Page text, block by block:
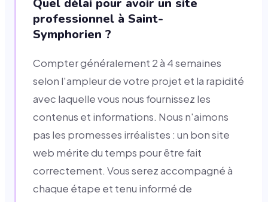
Quel délai pour avoir un site
professionnel à Saint-
Symphorien ?
Compter généralement 2 à 4 semaines
selon l'ampleur de votre projet et la rapidité
avec laquelle vous nous fournissez les
contenus et informations. Nous n'aimons
pas les promesses irréalistes : un bon site
web mérite du temps pour être fait
correctement. Vous serez accompagné à
chaque étape et tenu informé de